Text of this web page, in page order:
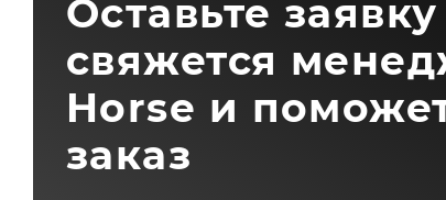
Оставьте
свяжется
Horse и
заказ